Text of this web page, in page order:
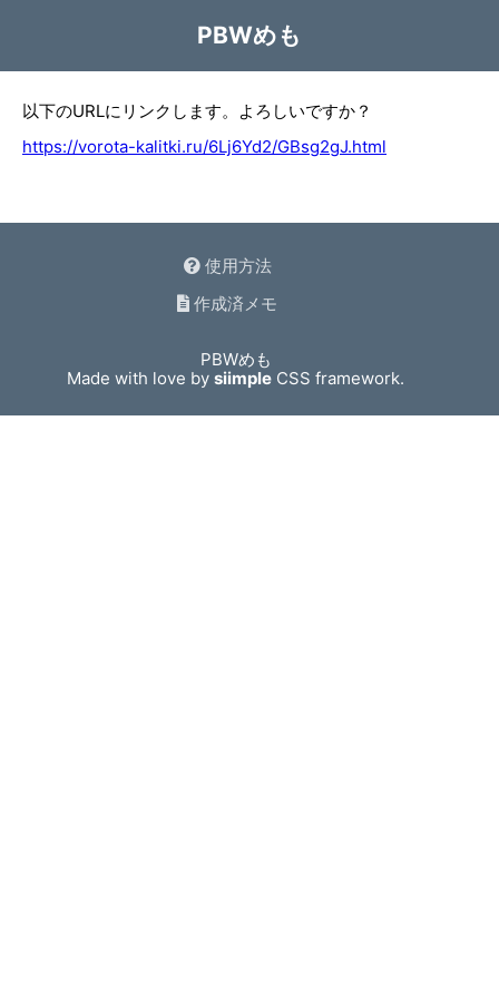
PBWめも
以下のURLにリンクします。よろしいですか？
https://vorota-kalitki.ru/6Lj6Yd2/GBsg2gJ.html
使用方法
作成済メモ
PBWめも
Made with love bysiimple CSS framework.